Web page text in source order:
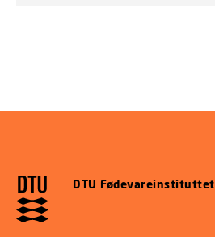
DTU Fødevareinstituttet